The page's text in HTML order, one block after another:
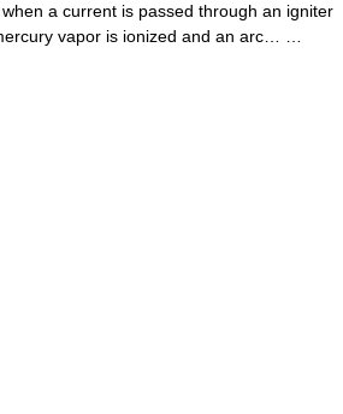
a current is passed through an igniter
vapor is ionized and an arc… …